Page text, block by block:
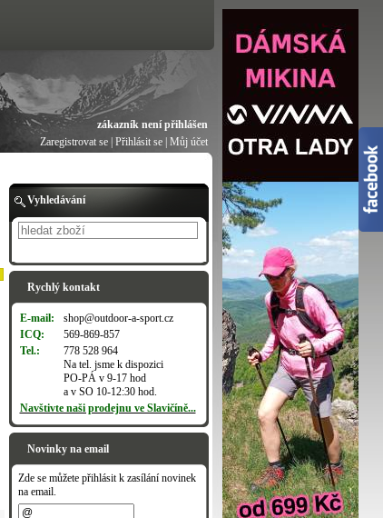
zákazník není přihlášen
Zaregistrovat se| Přihlásit se| Můj účet
Vyhledávání
Rychlý kontakt
E-mail:
shop@outdoor-a-sport.cz
ICQ:
569-869-857
Tel.:
778 528 964
Na tel. jsme k dispozici
PO-PÁ v 9-17 hod
a v SO 10-12:30 hod.
Navštivte naši prodejnu ve Slavičíně...
Novinky na email
Zde se můžete přihlásit k zasílání novinek
na email.